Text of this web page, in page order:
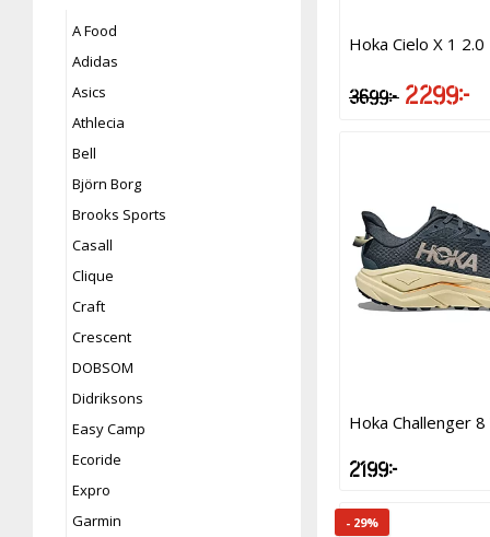
A Food
Adidas
Asics
Athlecia
Bell
Björn Borg
Brooks Sports
Casall
Clique
Craft
Crescent
DOBSOM
Didriksons
Easy Camp
Ecoride
Expro
Garmin
Hoka Cielo X 1 2.0
3 699 kr 2 299 kr
Hoka Challenger 8
2 199 kr
- 29%